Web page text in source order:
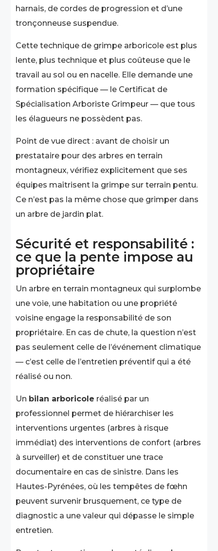
harnais, de cordes de progression et d’une
tronçonneuse suspendue.
Cette technique de grimpe arboricole est plus
lente, plus technique et plus coûteuse que le
travail au sol ou en nacelle. Elle demande une
formation spécifique — le Certificat de
Spécialisation Arboriste Grimpeur — que tous
les élagueurs ne possèdent pas.
Point de vue direct : avant de choisir un
prestataire pour des arbres en terrain
montagneux, vérifiez explicitement que ses
équipes maîtrisent la grimpe sur terrain pentu.
Ce n’est pas la même chose que grimper dans
un arbre de jardin plat.
Sécurité et responsabilité :
ce que la pente impose au
propriétaire
Un arbre en terrain montagneux qui surplombe
une voie, une habitation ou une propriété
voisine engage la responsabilité de son
propriétaire. En cas de chute, la question n’est
pas seulement celle de l’événement climatique
— c’est celle de l’entretien préventif qui a été
réalisé ou non.
Un bilan arboricole réalisé par un
professionnel permet de hiérarchiser les
interventions urgentes (arbres à risque
immédiat) des interventions de confort (arbres
à surveiller) et de constituer une trace
documentaire en cas de sinistre. Dans les
Hautes-Pyrénées, où les tempêtes de fœhn
peuvent survenir brusquement, ce type de
diagnostic a une valeur qui dépasse le simple
entretien.